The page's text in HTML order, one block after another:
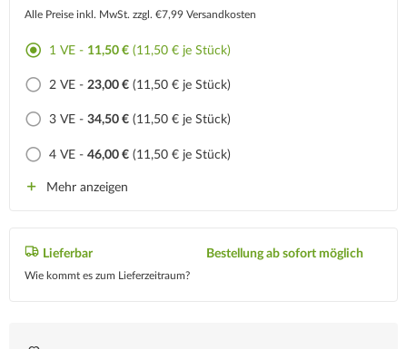
Alle Preise inkl. MwSt. zzgl. €7,99 Versandkosten
1 VE - 11,50 € (11,50 € je Stück)
2 VE - 23,00 € (11,50 € je Stück)
3 VE - 34,50 € (11,50 € je Stück)
4 VE - 46,00 € (11,50 € je Stück)
Mehr anzeigen
Lieferbar
Wie kommt es zum Lieferzeitraum?
Bestellung ab sofort möglich